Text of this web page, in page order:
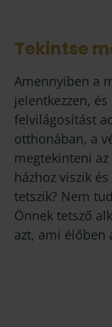
Tekintse
Amennyiben a
jelentkezzen,
felvilágosítást
otthonában, a
megtekinteni
házhoz viszik
tetszik? Nem
Önnek tetsző
azt, ami élőben